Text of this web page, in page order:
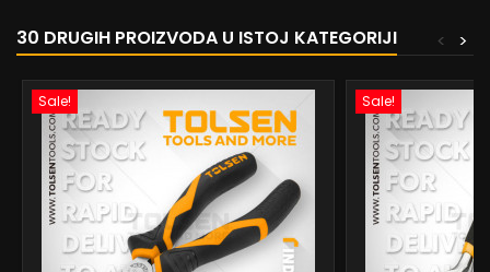
30 DRUGIH PROIZVODA U ISTOJ KATEGORIJI >
<
Sale! Sale!